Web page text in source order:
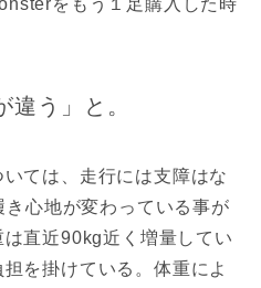
違う」と。
ては、走行には支障はな
心地が変わっている事が
直近90kg近く増量してい
を掛けている。体重によ